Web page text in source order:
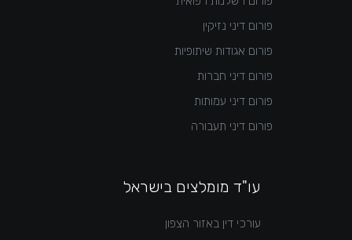
פורום דיני נזיקין
פורום אגודות שיתופיות
פורום דיני חברות
פורום דיני עמותות
פורום דיני תעבורה
עו"ד מומלצים בישראל
עורכי דין באזור הצפון